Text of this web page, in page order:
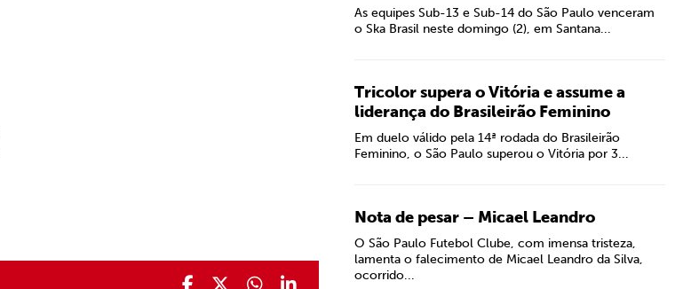
As equipes Sub-13 e Sub-14 do São Paulo venceram
o Ska Brasil neste domingo (2), em Santana...
Tricolor supera o Vitória e assume a
liderança do Brasileirão Feminino
Em duelo válido pela 14ª rodada do Brasileirão
Feminino, o São Paulo superou o Vitória por 3...
Nota de pesar – Micael Leandro
O São Paulo Futebol Clube, com imensa tristeza,
lamenta o falecimento de Micael Leandro da Silva,
ocorrido...